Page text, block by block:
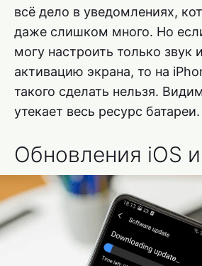
всё дело в уведомлениях,
даже слишком много. Но
могу настроить только звук
активацию экрана, то на
такого сделать нельзя.
утекает весь ресурс батареи.
Обновления iOS